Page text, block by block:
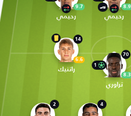
9.7
رحيمي
8.9
رحيمي
14
6.6
راتنيك
70
8.3
1
تراوري
2 4